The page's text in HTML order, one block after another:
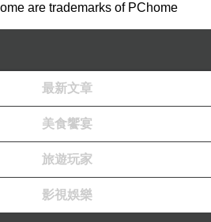
are trademarks of PChome
最新文章
美食饗宴
旅遊玩家
影視娛樂